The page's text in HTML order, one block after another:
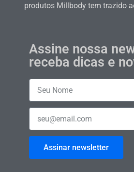
produtos Millbody tem trazido
Assine nossa
receba dicas e
Assinar newsletter